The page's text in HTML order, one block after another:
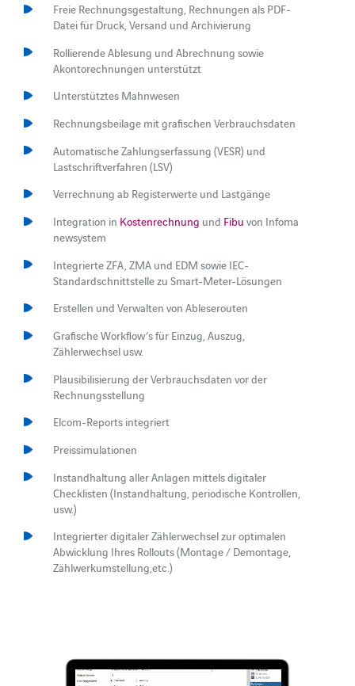
Freie Rechnungsgestaltung, Rechnungen als PDF-
Datei für Druck, Versand und Archivierung
Rollierende Ablesung und Abrechnung sowie
Akontorechnungen unterstützt
Unterstütztes Mahnwesen
Rechnungsbeilage mit grafischen Verbrauchsdaten
Automatische Zahlungserfassung (VESR) und
Lastschriftverfahren (LSV)
Verrechnung ab Registerwerte und Lastgänge
Integration in Kostenrechnung und Fibu von Infoma
newsystem
Integrierte ZFA, ZMA und EDM sowie IEC-
Standardschnittstelle zu Smart-Meter-Lösungen
Erstellen und Verwalten von Ableserouten
Grafische Workflow’s für Einzug, Auszug,
Zählerwechsel usw.
Plausibilisierung der Verbrauchsdaten vor der
Rechnungsstellung
Elcom-Reports integriert
Preissimulationen
Instandhaltung aller Anlagen mittels digitaler
Checklisten (Instandhaltung, periodische Kontrollen,
usw.)
Integrierter digitaler Zählerwechsel zur optimalen
Abwicklung Ihres Rollouts (Montage / Demontage,
Zählwerkumstellung,etc.)